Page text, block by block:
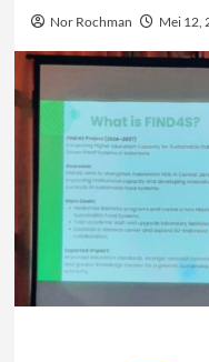
Nor Rochman Mei 12,